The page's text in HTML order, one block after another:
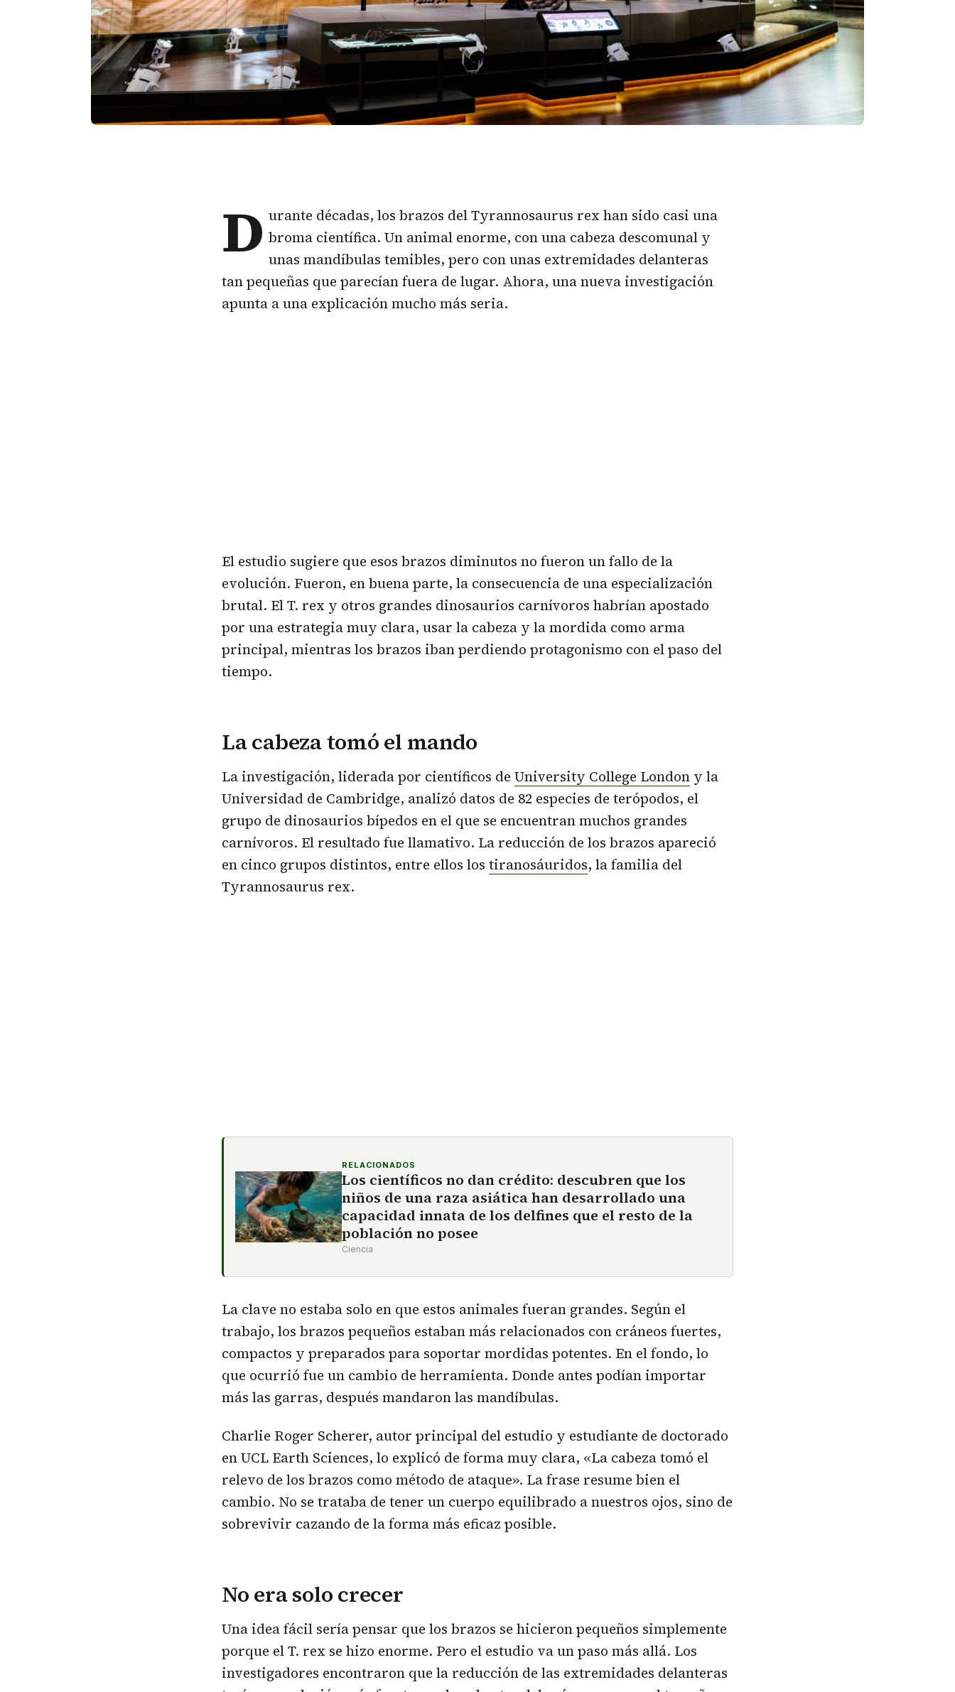
D urante décadas, los brazos delTyrannosaurus rex han sido casi una
broma científica. Un animal enorme, con una cabeza descomunal y
unas mandíbulas temibles, pero con unas extremidades delanteras
tan pequeñas que parecían fuera de lugar. Ahora, una nueva investigación
apunta a una explicación mucho más seria.
El estudio sugiere que esos brazos diminutos no fueron un fallo de la
evolución. Fueron, en buena parte, la consecuencia de una especialización
brutal. El T. rex y otros grandes dinosaurios carnívoros habrían apostado
por una estrategia muy clara, usar la cabeza y la mordida como arma
principal, mientras los brazos iban perdiendo protagonismo con el paso del
tiempo.
La cabeza tomó el mando
La investigación, liderada por científicos de University College London y la
Universidad de Cambridge, analizó datos de 82 especies de terópodos, el
grupo de dinosaurios bípedos en el que se encuentran muchos grandes
carnívoros. El resultado fue llamativo. La reducción de los brazos apareció
en cinco grupos distintos, entre ellos los tiranosáuridos, la familia del
Tyrannosaurus rex.
RELACIONADOS
Los científicos no dan crédito: descubren que los
niños de una raza asiática han desarrollado una
capacidad innata de los delfines que el resto de la
población no posee
Ciencia
La clave no estaba solo en que estos animales fueran grandes. Según el
trabajo, los brazos pequeños estaban más relacionados con cráneos fuertes,
compactos y preparados para soportar mordidas potentes. En el fondo, lo
que ocurrió fue un cambio de herramienta. Donde antes podían importar
más las garras, después mandaron las mandíbulas.
Charlie Roger Scherer, autor principal del estudio y estudiante de doctorado
en UCL Earth Sciences, lo explicó de forma muy clara, «La cabeza tomó el
relevo de los brazos como método de ataque». La frase resume bien el
cambio. No se trataba de tener un cuerpo equilibrado a nuestros ojos, sino de
sobrevivir cazando de la forma más eficaz posible.
No era solo crecer
Una idea fácil sería pensar que los brazos se hicieron pequeños simplemente
porque el T. rex se hizo enorme. Pero el estudio va un paso más allá. Los
investigadores encontraron que la reducción de las extremidades delanteras